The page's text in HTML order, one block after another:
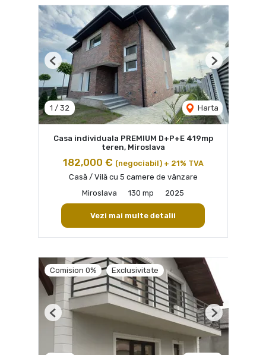
1 / 32 Harta
Previous Next
Casa individuala PREMIUM D+P+E 419mp
teren, Miroslava
182,000 € (negociabil) + 21% TVA
Casă / Vilă cu 5 camere de vânzare
Miroslava
130 mp 2025
Vezi mai multe detalii
Comision 0% Exclusivitate
Previous Next